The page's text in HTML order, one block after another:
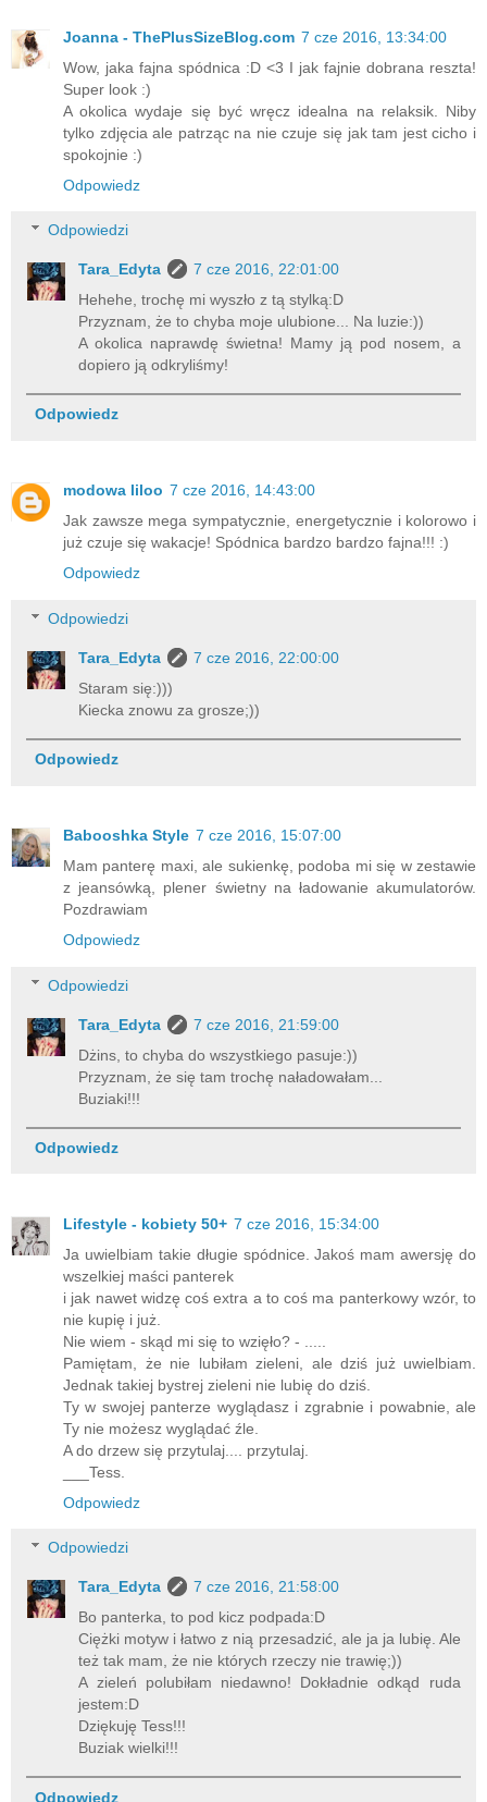
Joanna - ThePlusSizeBlog.com 7 cze 2016, 13:34:00
Wow, jaka fajna spódnica :D <3 I jak fajnie dobrana reszta!
Super look :)
A okolica wydaje się być wręcz idealna na relaksik. Niby
tylko zdjęcia ale patrząc na nie czuje się jak tam jest cicho i
spokojnie :)
Odpowiedz
Odpowiedzi
Tara_Edyta
7 cze 2016, 22:01:00
Hehehe, trochę mi wyszło z tą stylką:D
Przyznam, że to chyba moje ulubione... Na luzie:))
A okolica naprawdę świetna! Mamy ją pod nosem, a
dopiero ją odkryliśmy!
Odpowiedz
modowa liloo 7 cze 2016, 14:43:00
Jak zawsze mega sympatycznie, energetycznie i kolorowo i
już czuje się wakacje! Spódnica bardzo bardzo fajna!!! :)
Odpowiedz
Odpowiedzi
Tara_Edyta
7 cze 2016, 22:00:00
Staram się:)))
Kiecka znowu za grosze;))
Odpowiedz
Babooshka Style 7 cze 2016, 15:07:00
Mam panterę maxi, ale sukienkę, podoba mi się w zestawie
z jeansówką, plener świetny na ładowanie akumulatorów.
Pozdrawiam
Odpowiedz
Odpowiedzi
Tara_Edyta
7 cze 2016, 21:59:00
Dżins, to chyba do wszystkiego pasuje:))
Przyznam, że się tam trochę naładowałam...
Buziaki!!!
Odpowiedz
Lifestyle - kobiety 50+ 7 cze 2016, 15:34:00
Ja uwielbiam takie długie spódnice. Jakoś mam awersję do
wszelkiej maści panterek
i jak nawet widzę coś extra a to coś ma panterkowy wzór, to
nie kupię i już.
Nie wiem - skąd mi się to wzięło? - .....
Pamiętam, że nie lubiłam zieleni, ale dziś już uwielbiam.
Jednak takiej bystrej zieleni nie lubię do dziś.
Ty w swojej panterze wyglądasz i zgrabnie i powabnie, ale
Ty nie możesz wyglądać źle.
A do drzew się przytulaj.... przytulaj.
___Tess.
Odpowiedz
Odpowiedzi
Tara_Edyta
7 cze 2016, 21:58:00
Bo panterka, to pod kicz podpada:D
Ciężki motyw i łatwo z nią przesadzić, ale ja ja lubię. Ale
też tak mam, że nie których rzeczy nie trawię;))
A zieleń polubiłam niedawno! Dokładnie odkąd ruda
jestem:D
Dziękuję Tess!!!
Buziak wielki!!!
Odpowiedz